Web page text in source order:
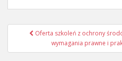
Nawigacja
Oferta szkoleń z ochrony
wymagania prawne i